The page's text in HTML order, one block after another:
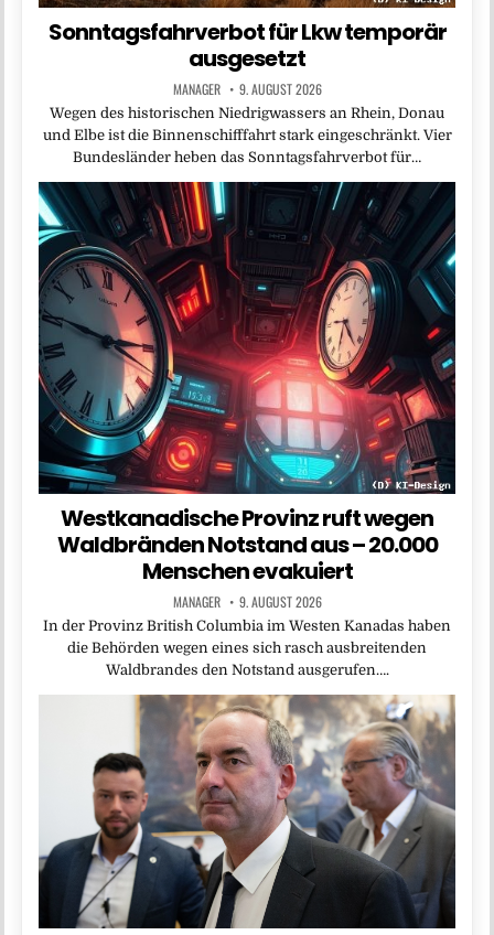
Sonntagsfahrverbot für Lkw temporär
ausgesetzt
MANAGER 9. AUGUST 2026
Wegen des historischen Niedrigwassers an Rhein, Donau
und Elbe ist die Binnenschifffahrt stark eingeschränkt. Vier
Bundesländer heben das Sonntagsfahrverbot für…
Westkanadische Provinz ruft wegen
Waldbränden Notstand aus – 20.000
Menschen evakuiert
MANAGER 9. AUGUST 2026
In der Provinz British Columbia im Westen Kanadas haben
die Behörden wegen eines sich rasch ausbreitenden
Waldbrandes den Notstand ausgerufen….